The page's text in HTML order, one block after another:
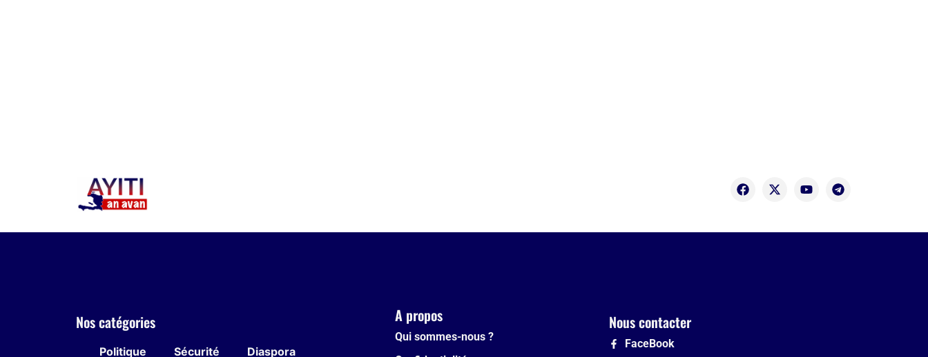
Nos catégories
Politique Sécurité Diaspora
A propos
Qui sommes-nous ?
Nous contacter
FaceBook